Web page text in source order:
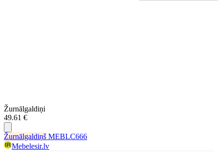
Žurnālgaldiņi
49.61 €
Žurnālgaldiņš MEBLC666
Mebelesir.lv